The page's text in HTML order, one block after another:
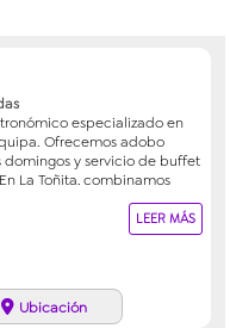
especializado en
Ofrecemos adobo
y servicio de buffet
La Toñita, combinamos
en cada preparación.
LEER MÁS